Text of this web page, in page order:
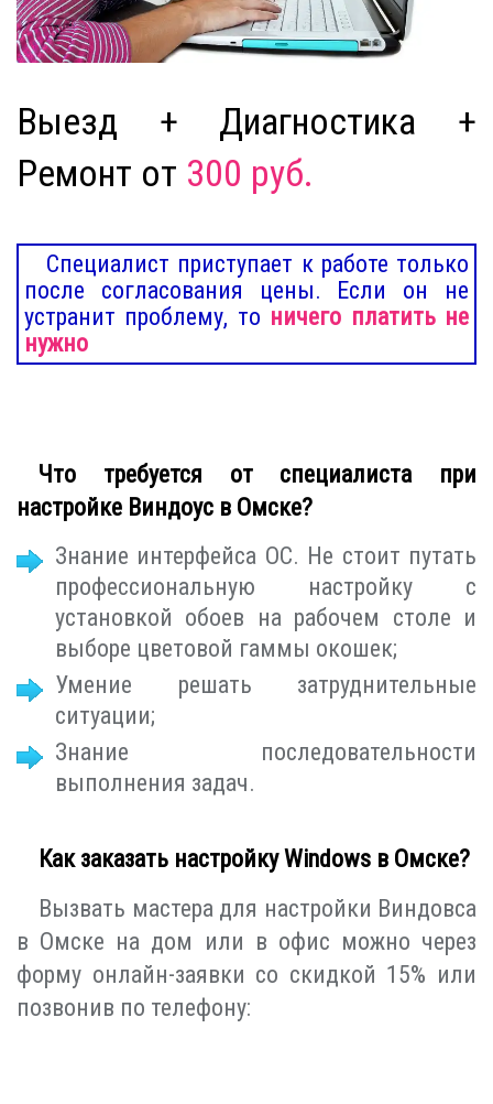
Выезд + Диагностика +
Ремонт от 300 руб.
Специалист приступает к работе только
после согласования цены. Если он не
устранит проблему, то ничего платить не
нужно
Что требуется от специалиста при
настройке Виндоус в Омске?
Знание интерфейса ОС. Не стоит путать
профессиональную настройку с
установкой обоев на рабочем столе и
выборе цветовой гаммы окошек;
Умение решать затруднительные
ситуации;
Знание последовательности
выполнения задач.
Как заказать настройку Windows в Омске?
Вызвать мастера для настройки Виндовса
в Омске на дом или в офис можно через
форму онлайн-заявки со скидкой 15% или
позвонив по телефону: